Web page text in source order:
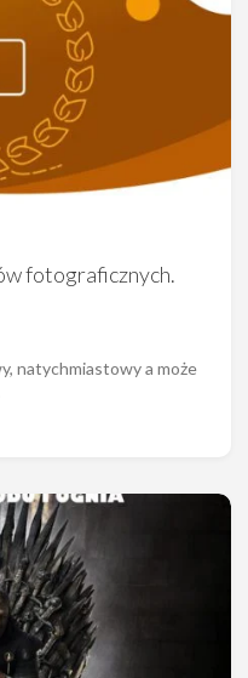
fotograficznych.
natychmiastowy a może